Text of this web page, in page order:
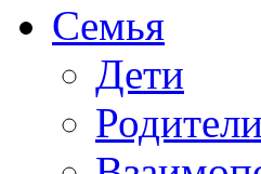
Семья
Дети
Родители